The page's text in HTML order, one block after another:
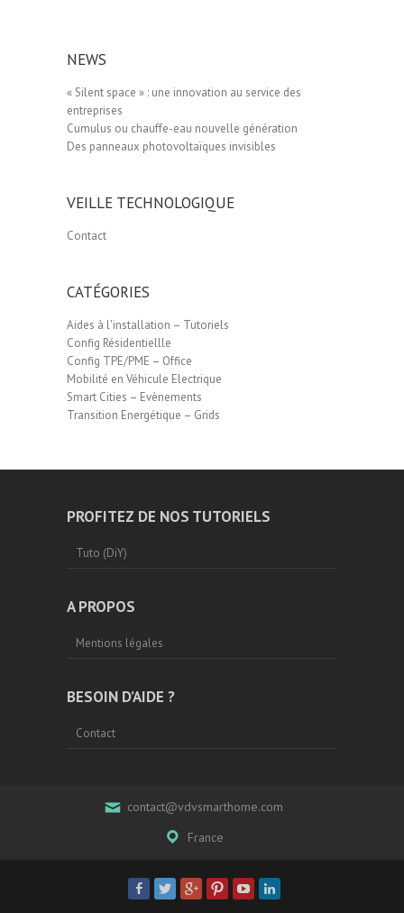
NEWS
« Silent space » : une innovation au service des
entreprises
Cumulus ou chauffe-eau nouvelle génération
Des panneaux photovoltaïques invisibles
VEILLE TECHNOLOGIQUE
Contact
CATÉGORIES
Aides à l'installation – Tutoriels
Config Résidentiellle
Config TPE/PME – Office
Mobilité en Véhicule Electrique
Smart Cities – Evènements
Transition Energétique – Grids
PROFITEZ DE NOS TUTORIELS
Tuto (DiY)
A PROPOS
Mentions légales
BESOIN D’AIDE ?
Contact
contact@vdvsmarthome.com
France